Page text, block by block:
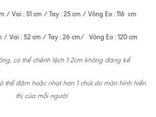
/ Vai : 51 cm / Tay : 25 cm / Vòng Eo : 116 cm
/ Vai : 52 cm / Tay : 26 cm/ Vòng Eo : 120 cm
có thể chênh lệch 1-2cm không đáng kể
thể đậm hoặc nhạt hơn 1 chút do màn hình hiển
thị của mỗi người